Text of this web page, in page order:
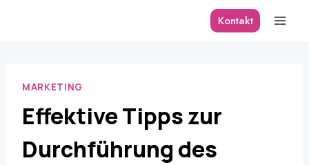
Kontakt
MARKETING
Effektive Tipps zur
Durchführung des